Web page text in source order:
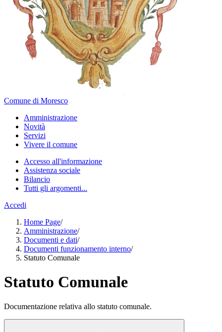
Comune di Moresco
Amministrazione
Novità
Servizi
Vivere il comune
Accesso all'informazione
Assistenza sociale
Bilancio
Tutti gli argomenti...
Accedi
Home Page/
Amministrazione/
Documenti e dati/
Documenti funzionamento interno/
Statuto Comunale
Statuto Comunale
Documentazione relativa allo statuto comunale.